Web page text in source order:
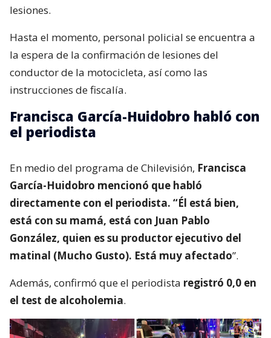
lesiones.
Hasta el momento, personal policial se encuentra a
la espera de la confirmación de lesiones del
conductor de la motocicleta, así como las
instrucciones de fiscalía.
Francisca García-Huidobro habló con
el periodista
En medio del programa de Chilevisión, Francisca
García-Huidobro mencionó que habló
directamente con el periodista. “Él está bien,
está con su mamá, está con Juan Pablo
González, quien es su productor ejecutivo del
matinal (Mucho Gusto). Está muy afectado”.
Además, confirmó que el periodista registró 0,0 en
el test de alcoholemia.